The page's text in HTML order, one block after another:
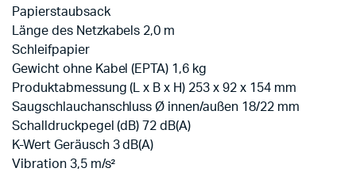
Papierstaubsack
Länge des Netzkabels 2,0 m
Schleifpapier
Gewicht ohne Kabel (EPTA) 1,6 kg
Produktabmessung (L x B x H) 253 x 92 x 154 mm
Saugschlauchanschluss Ø innen/außen 18/22 mm
Schalldruckpegel (dB) 72 dB(A)
K-Wert Geräusch 3 dB(A)
Vibration 3,5 m/s²